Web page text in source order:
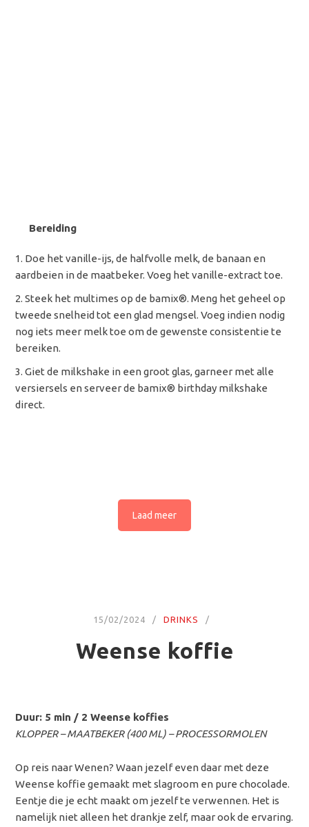
Bereiding
Doe het vanille-ijs, de halfvolle melk, de banaan en
aardbeien in de maatbeker. Voeg het vanille-extract toe.
Steek het multimes op de bamix®. Meng het geheel op
tweede snelheid tot een glad mengsel. Voeg indien nodig
nog iets meer melk toe om de gewenste consistentie te
bereiken.
Giet de milkshake in een groot glas, garneer met alle
versiersels en serveer de bamix® birthday milkshake
direct.
Laad meer
15/02/2024 DRINKS
Weense koffie
Duur: 5 min / 2 Weense koffies
KLOPPER – MAATBEKER (400 ML) – PROCESSORMOLEN
Op reis naar Wenen? Waan jezelf even daar met deze
Weense koffie gemaakt met slagroom en pure chocolade.
Eentje die je echt maakt om jezelf te verwennen. Het is
namelijk niet alleen het drankje zelf, maar ook de ervaring.